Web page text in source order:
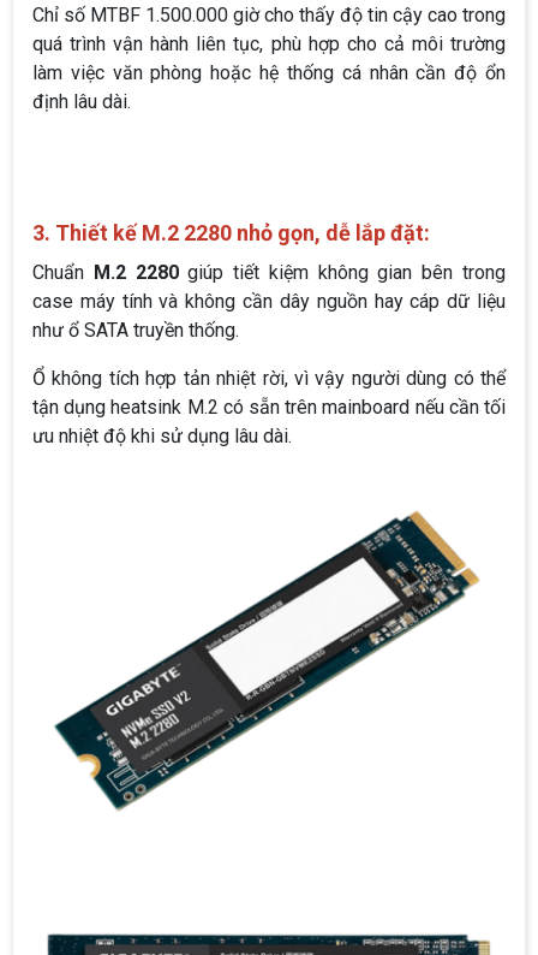
Chỉ số MTBF 1.500.000 giờ cho thấy độ tin cậy cao trong
quá trình vận hành liên tục, phù hợp cho cả môi trường
làm việc văn phòng hoặc hệ thống cá nhân cần độ ổn
định lâu dài.
3. Thiết kế M.2 2280 nhỏ gọn, dễ lắp đặt:
Chuẩn M.2 2280giúp tiết kiệm không gian bên trong
case máy tính và không cần dây nguồn hay cáp dữ liệu
như ổ SATA truyền thống.
Ổ không tích hợp tản nhiệt rời, vì vậy người dùng có thể
tận dụng heatsink M.2 có sẵn trên mainboard nếu cần tối
ưu nhiệt độ khi sử dụng lâu dài.